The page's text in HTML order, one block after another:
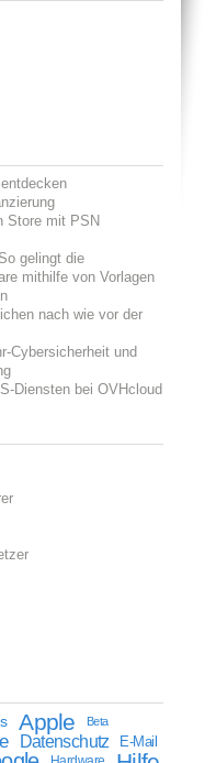
Store mit PSN
gelingt die
mithilfe von Vorlagen
nach wie vor der
Cybersicherheit und
Diensten bei OVHcloud
Apple
Beta
Datenschutz E-Mail